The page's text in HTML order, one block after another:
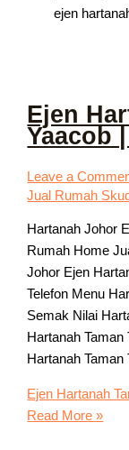
ejen
Ejen
Yaacob
Leave a
Jual Rumah
Hartanah Johor
Rumah Home
Johor Ejen
Telefon Menu
Semak Nilai
Hartanah Taman
Hartanah
Ejen Hartanah
Read More »